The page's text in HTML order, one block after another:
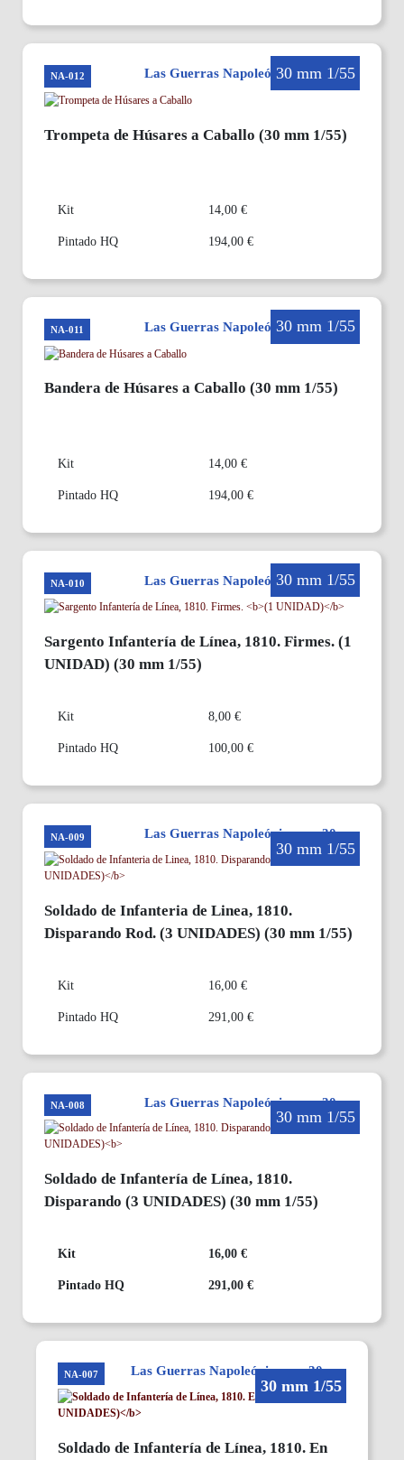
NA-012 Las Guerras Napoleónicas en 30mm
30 mm 1/55
Trompeta de Húsares a Caballo (30 mm 1/55)
Kit 14,00 €
Pintado HQ 194,00 €
NA-011 Las Guerras Napoleónicas en 30mm
30 mm 1/55
Bandera de Húsares a Caballo (30 mm 1/55)
Kit 14,00 €
Pintado HQ 194,00 €
NA-010 Las Guerras Napoleónicas en 30mm
30 mm 1/55
Sargento Infantería de Línea, 1810. Firmes. (1
UNIDAD) (30 mm 1/55)
Kit 8,00 €
Pintado HQ 100,00 €
NA-009 Las Guerras Napoleónicas en 30mm
30 mm 1/55
Soldado de Infanteria de Linea, 1810.
Disparando Rod. (3 UNIDADES) (30 mm 1/55)
Kit 16,00 €
Pintado HQ 291,00 €
NA-008 Las Guerras Napoleónicas en 30mm
30 mm 1/55
Soldado de Infantería de Línea, 1810.
Disparando (3 UNIDADES) (30 mm 1/55)
Kit 16,00 €
Pintado HQ 291,00 €
NA-007 Las Guerras Napoleónicas en 30mm
30 mm 1/55
Soldado de Infantería de Línea, 1810. En